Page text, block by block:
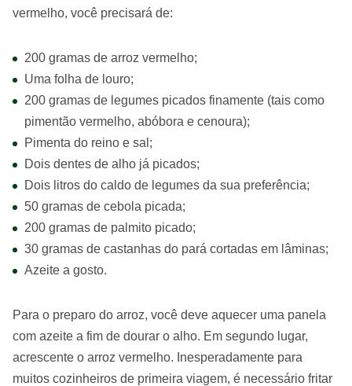
vermelho, você precisará de:
200 gramas de arroz vermelho;
Uma folha de louro;
200 gramas de legumes picados finamente (tais como
pimentão vermelho, abóbora e cenoura);
Pimenta do reino e sal;
Dois dentes de alho já picados;
Dois litros do caldo de legumes da sua preferência;
50 gramas de cebola picada;
200 gramas de palmito picado;
30 gramas de castanhas do pará cortadas em lâminas;
Azeite a gosto.
Para o preparo do arroz, você deve aquecer uma panela
com azeite a fim de dourar o alho. Em segundo lugar,
acrescente o arroz vermelho. Inesperadamente para
muitos cozinheiros de primeira viagem, é necessário fritar